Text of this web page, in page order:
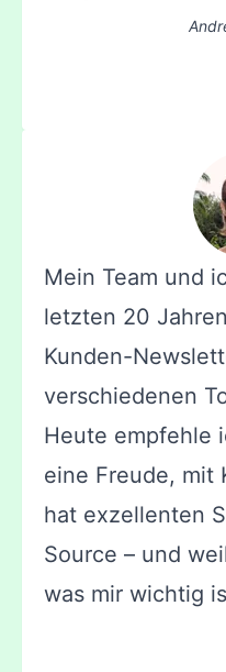
Mein Team und
letzten 20
Kunden-
verschiedenen
Heute empfehle
eine Freude, mit
hat exzellenten
Source – und
was mir wichtig